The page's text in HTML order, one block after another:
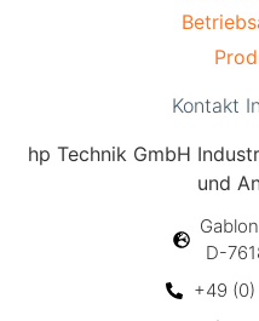
Kontakt
hp Technik GmbH
und
D-
+49